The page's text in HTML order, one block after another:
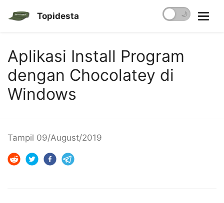
Topidesta 🌙
Aplikasi Install Program
dengan Chocolatey di
Windows
Tampil 09/August/2019